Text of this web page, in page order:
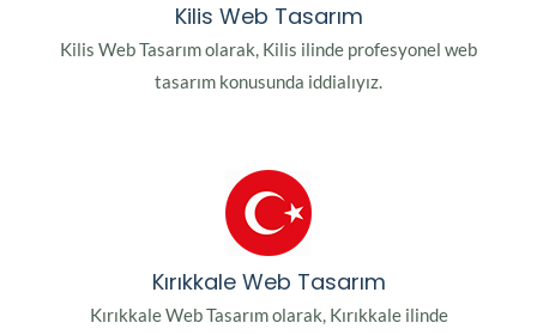
Kilis Web Tasarım
Kilis Web Tasarım olarak, Kilis ilinde profesyonel web
tasarım konusunda iddialıyız.
Kırıkkale Web Tasarım
Kırıkkale Web Tasarım olarak, Kırıkkale ilinde